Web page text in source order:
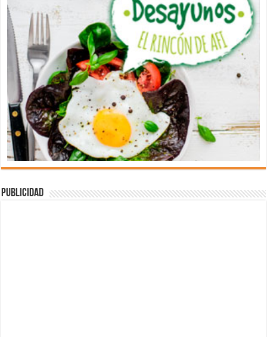
Publicidad